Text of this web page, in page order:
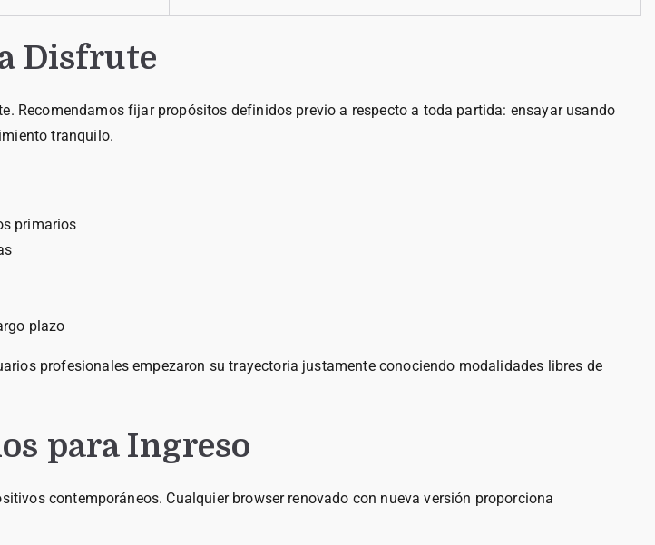
Disfrute
Recomendamos fijar propósitos definidos previo a respecto a toda partida: ensayar usando
tranquilo.
primarios
plazo
profesionales empezaron su trayectoria justamente conociendo modalidades libres de
para Ingreso
contemporáneos. Cualquier browser renovado con nueva versión proporciona